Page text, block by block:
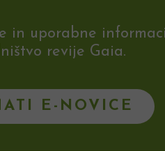
in uporabne
revije Gaia.
E-NOVICE